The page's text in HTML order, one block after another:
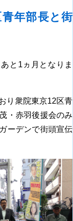
年部長と街
と1ヵ月となりま
り衆院東京12区青
・赤羽後援会のみ
ーデンで街頭宣伝